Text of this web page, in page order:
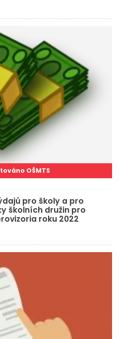
OŠMTS
pro školy a pro
školních družin pro
roku 2022